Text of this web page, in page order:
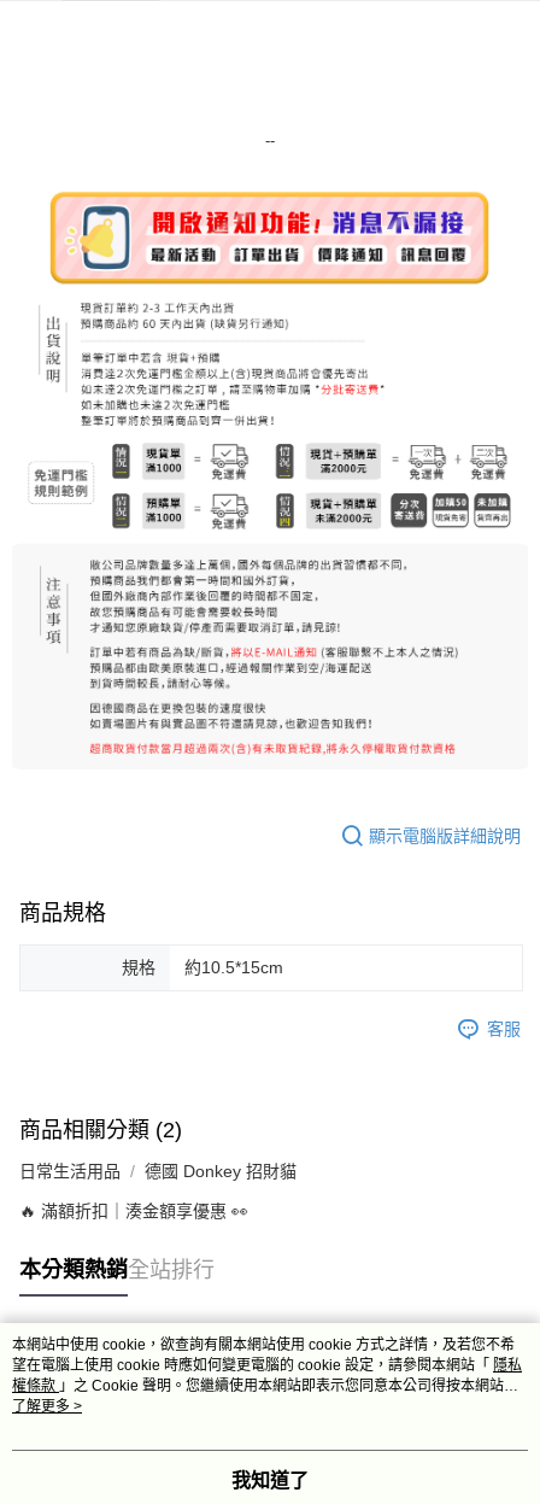
全家取貨付款
每筆NT$80，滿NT$999(含以上)免運費
每筆NT$80，滿NT$999(含以上)免運費
7-11取貨付款
每筆NT$80，滿NT$999(含以上)免運費
7-11純取貨 (先付款
每筆NT$80，滿NT$999(含以上)免運費
每筆NT$100，滿NT$999(含以上)免運費
離島宅配（澎湖、金門、馬祖、小琉球）
每筆NT$250，滿NT$3,000(含以上)免運費
付款後門市自取
--
顯示電腦版詳細說明
商品規格
規格 約10.5*15cm
客服
商品相關分類 (2)
日常生活用品 德國 Donkey 招財貓
🔥 滿額折扣｜湊金額享優惠 👀
本分類熱銷全站排行
熱門標籤
本網站中使用 cookie，欲查詢有關本網站使用 cookie 方式之詳情，及若您不希
望在電腦上使用 cookie 時應如何變更電腦的 cookie 設定，請參閱本網站「 隱私
權條款 」之 Cookie 聲明。您繼續使用本網站即表示您同意本公司得按本網站使
用條款之 Cookie 聲明使用 cookie。
了解更多 >
我知道了